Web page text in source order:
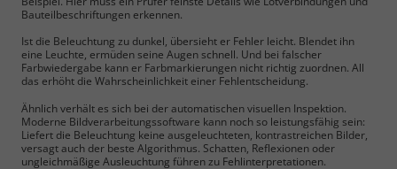
Bauteilbeschriftungen erkennen.
Ist die Beleuchtung zu dunkel, übersieht er Fehler leicht. Blendet ihn
eine Leuchte, ermüden seine Augen schnell. Und bei falscher
Farbwiedergabe kann er Farbmarkierungen nicht richtig zuordnen. All
das erhöht die Wahrscheinlichkeit einer Fehlentscheidung.
Ähnlich verhält es sich bei der automatischen visuellen Inspektion.
Moderne Bildverarbeitungssoftware kann noch so leistungsfähig sein:
Liefert die Beleuchtung keine ausgeleuchteten, kontrastreichen Bilder,
versagt auch der beste Algorithmus. Schatten, Reflexionen oder
ungleichmäßige Ausleuchtung führen zu Fehlinterpretationen.